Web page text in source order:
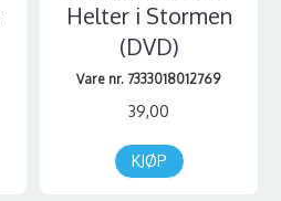
Helter i Stormen
(DVD)
Vare nr. 7333018012769
39,00
KJØP